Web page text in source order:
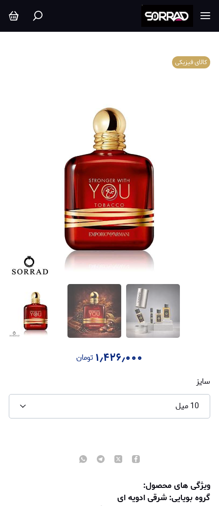
کالای فیزیکی
۱٫۴۲۶٫۰۰۰ تومان
سایز
10 میل
ویژگی های محصول:
گروه بویایی: شرقی ادویه ای